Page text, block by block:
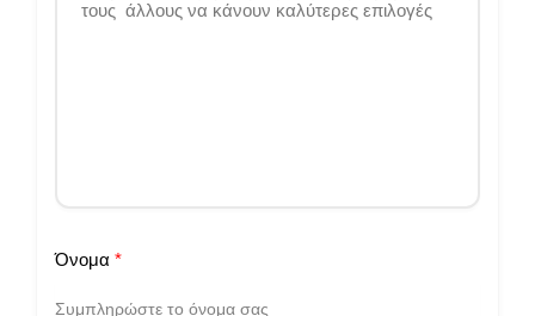
Όνομα *